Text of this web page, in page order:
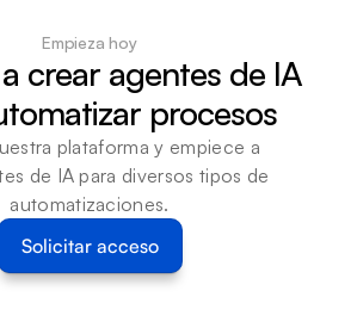
Empieza hoy
crear agentes de IA
procesos
plataforma y empiece a
de IA para diversos tipos de
automatizaciones.
Solicitar acceso